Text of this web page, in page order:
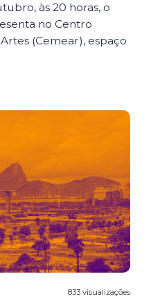
às 20 horas, o
no Centro
(Cemear), espaço
833 visualizações